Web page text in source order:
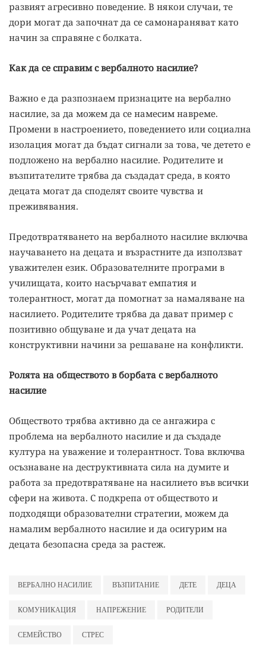
развият агресивно поведение. В някои случаи, те
дори могат да започнат да се самонараняват като
начин за справяне с болката.
Как да се справим с вербалното насилие?
Важно е да разпознаем признаците на вербално
насилие, за да можем да се намесим навреме.
Промени в настроението, поведението или социална
изолация могат да бъдат сигнали за това, че детето е
подложено на вербално насилие. Родителите и
възпитателите трябва да създадат среда, в която
децата могат да споделят своите чувства и
преживявания.
Предотвратяването на вербалното насилие включва
научаването на децата и възрастните да използват
уважителен език. Образователните програми в
училищата, които насърчават емпатия и
толерантност, могат да помогнат за намаляване на
насилието. Родителите трябва да дават пример с
позитивно общуване и да учат децата на
конструктивни начини за решаване на конфликти.
Ролята на обществото в борбата с вербалното
насилие
Обществото трябва активно да се ангажира с
проблема на вербалното насилие и да създаде
култура на уважение и толерантност. Това включва
осъзнаване на деструктивната сила на думите и
работа за предотвратяване на насилието във всички
сфери на живота. С подкрепа от обществото и
подходящи образователни стратегии, можем да
намалим вербалното насилие и да осигурим на
децата безопасна среда за растеж.
ВЕРБАЛНО НАСИЛИЕ ВЪЗПИТАНИЕ ДЕТЕ ДЕЦА
КОМУНИКАЦИЯ НАПРЕЖЕНИЕ РОДИТЕЛИ
СЕМЕЙСТВО СТРЕС